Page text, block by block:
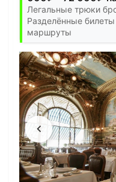
Легальные трюки
Разделённые
маршруты